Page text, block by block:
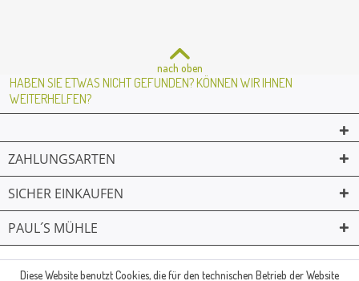
nach oben
HABEN SIE ETWAS NICHT GEFUNDEN? KÖNNEN WIR IHNEN
WEITERHELFEN?
ZAHLUNGSARTEN
SICHER EINKAUFEN
PAUL´S MÜHLE
© Paul's Mühle | Inhaber: Christof Paul e.K. | Westring 2 | 45659
Diese Website benutzt Cookies, die für den technischen Betrieb der Website